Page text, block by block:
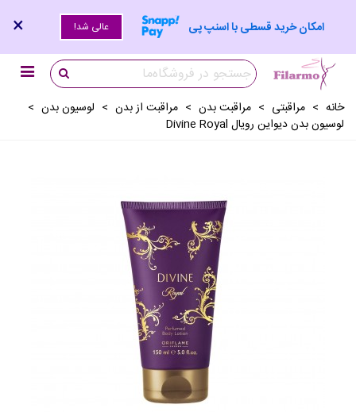
امکان خرید قسطی با اسنپ پی عالی شد! ×
خانه > مراقبتی > مراقبت بدن > مراقبت از بدن > لوسيون بدن >
لوسیون بدن دیواین رویال Divine Royal